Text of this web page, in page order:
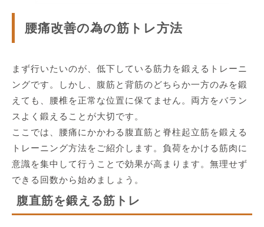
腰痛改善の為の筋トレ方法
まず行いたいのが、低下している筋力を鍛えるトレーニ
ングです。しかし、腹筋と背筋のどちらか一方のみを鍛
えても、腰椎を正常な位置に保てません。両方をバラン
スよく鍛えることが大切です。
ここでは、腰痛にかかわる腹直筋と脊柱起立筋を鍛える
トレーニング方法をご紹介します。負荷をかける筋肉に
意識を集中して行うことで効果が高まります。無理せず
できる回数から始めましょう。
腹直筋を鍛える筋トレ